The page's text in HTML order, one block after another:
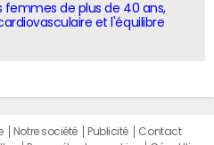
femmes de plus de 40 ans,
et l'équilibre
Notre société Publicité
Contact